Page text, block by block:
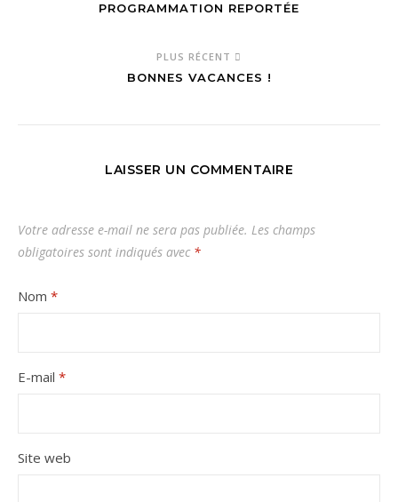
PROGRAMMATION REPORTÉE
PLUS RÉCENT
BONNES VACANCES !
LAISSER UN COMMENTAIRE
Votre adresse e-mail ne sera pas publiée. Les champs
obligatoires sont indiqués avec *
Nom *
E-mail *
Site web